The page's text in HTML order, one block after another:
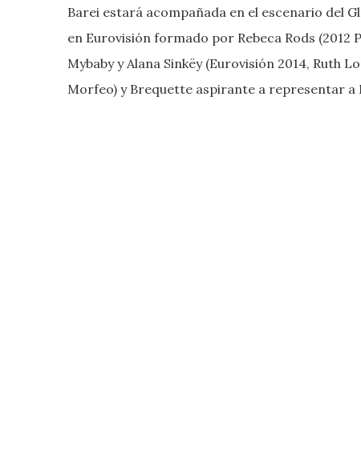
Barei estará acompañada en el escenario del
en Eurovisión formado por Rebeca Rods (2012
Mybaby y Alana Sinkëy (Eurovisión 2014, Ruth
Morfeo) y Brequette aspirante a representar a